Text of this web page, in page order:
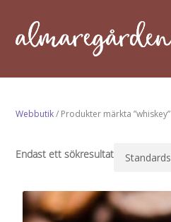
Webbutik/ Produkter märkta ”whiskey”
Endast ett sökresultat